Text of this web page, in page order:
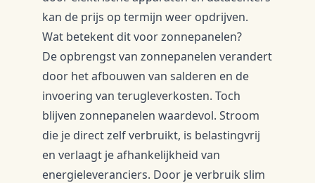
kan de prijs op termijn weer opdrijven.
Wat betekent dit voor zonnepanelen?
De opbrengst van zonnepanelen verandert
door het afbouwen van salderen en de
invoering van terugleverkosten. Toch
blijven zonnepanelen waardevol. Stroom
die je direct zelf verbruikt, is belastingvrij
en verlaagt je afhankelijkheid van
energieleveranciers. Door je verbruik slim